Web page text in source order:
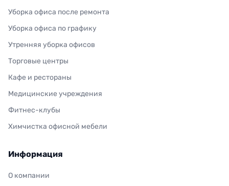
Уборка офиса после ремонта
Уборка офиса по графику
Утренняя уборка офисов
Торговые центры
Кафе и рестораны
Медицинские учреждения
Фитнес-клубы
Химчистка офисной мебели
Информация
О компании